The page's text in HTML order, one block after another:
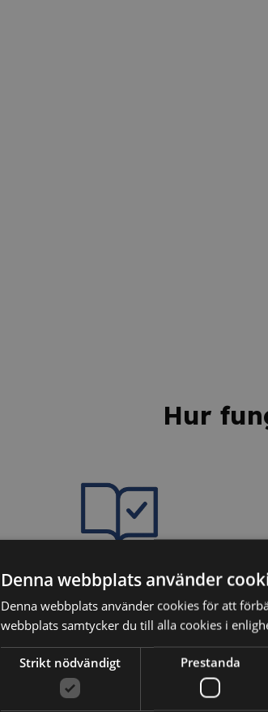
Hur
2. Testa dina kunskaper
Efter kursen sätter vi dina kunskaper
på prov för att säkerställa att du har
tagit till dig innehållet.
Denna webbplats använder
Denna webbplats använder cookies för att
webbplats samtycker du till alla cookies i
Strikt nödvändigt Prestanda